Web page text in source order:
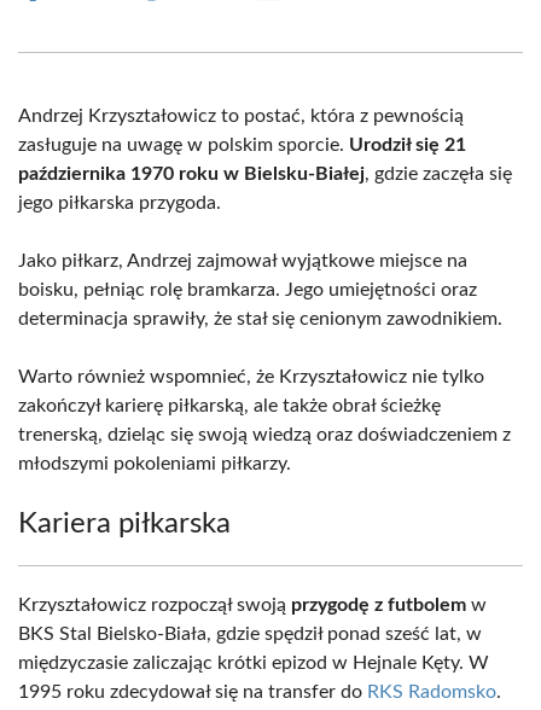
(Twitter)
Andrzej Krzyształowicz to postać, która z pewnością
zasługuje na uwagę w polskim sporcie. Urodził się 21
października 1970 roku w Bielsku-Białej, gdzie zaczęła się
jego piłkarska przygoda.
Jako piłkarz, Andrzej zajmował wyjątkowe miejsce na
boisku, pełniąc rolę bramkarza. Jego umiejętności oraz
determinacja sprawiły, że stał się cenionym zawodnikiem.
Warto również wspomnieć, że Krzyształowicz nie tylko
zakończył karierę piłkarską, ale także obrał ścieżkę
trenerską, dzieląc się swoją wiedzą oraz doświadczeniem z
młodszymi pokoleniami piłkarzy.
Kariera piłkarska
Krzyształowicz rozpoczął swoją przygodę z futbolem w
BKS Stal Bielsko-Biała, gdzie spędził ponad sześć lat, w
międzyczasie zaliczając krótki epizod w Hejnale Kęty. W
1995 roku zdecydował się na transfer do RKS Radomsko.